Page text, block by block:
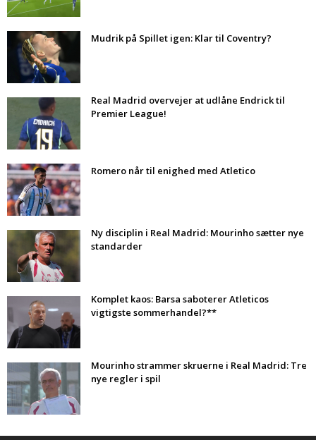
Mudrik på Spillet igen: Klar til Coventry?
Real Madrid overvejer at udlåne Endrick til
Premier League!
Romero når til enighed med Atletico
Ny disciplin i Real Madrid: Mourinho sætter nye
standarder
Komplet kaos: Barsa saboterer Atleticos
vigtigste sommerhandel?**
Mourinho strammer skruerne i Real Madrid: Tre
nye regler i spil